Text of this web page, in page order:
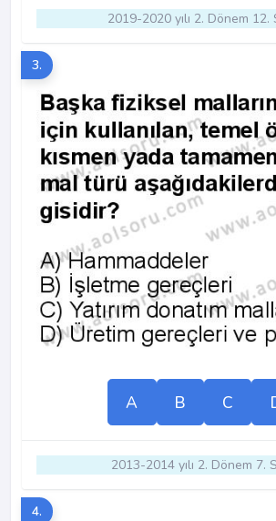
2019-2020 yılı 2. Dönem 12.
3.
A B C
2013-2014 yılı 2. Dönem 7.
4.